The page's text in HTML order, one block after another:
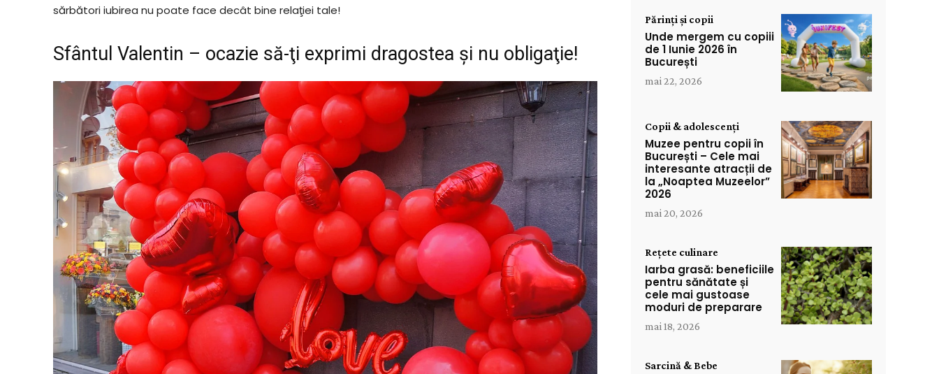
sărbători iubirea nu poate face decât bine relaţiei tale!
Sfântul Valentin – ocazie să-ţi exprimi dragostea şi nu obligaţie!
Părinți și copii
Unde mergem cu copiii
de 1 Iunie 2026 în
București
mai 22, 2026
Copii & adolescenți
Muzee pentru copii în
București – Cele mai
interesante atracții de
la „Noaptea Muzeelor”
2026
mai 20, 2026
Rețete culinare
Iarba grasă: beneficiile
pentru sănătate și
cele mai gustoase
moduri de preparare
mai 18, 2026
Sarcină & Bebe